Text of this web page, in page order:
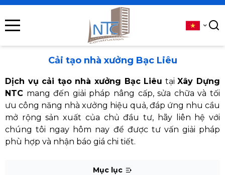
Cải tạo nhà xưởng Bạc Liêu
Dịch vụ cải tạo nhà xưởng Bạc Liêu tạiXây Dựng
NTC mang đến giải pháp nâng cấp, sửa chữa và tối
ưu công năng nhà xưởng hiệu quả, đáp ứng nhu cầu
mở rộng sản xuất của chủ đầu tư, hãy liên hệ với
chúng tôi ngay hôm nay để được tư vấn giải pháp
phù hợp và nhận báo giá chi tiết.
Mục lục